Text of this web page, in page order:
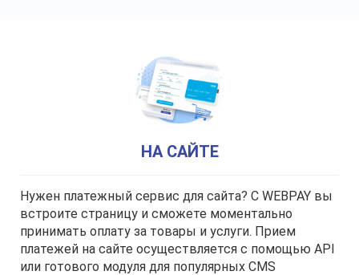
НА САЙТЕ
Нужен платежный сервис для сайта? C WEBPAY вы
встроите страницу и сможете моментально
принимать оплату за товары и услуги. Прием
платежей на сайте осуществляется с помощью API
или готового модуля для популярных CMS